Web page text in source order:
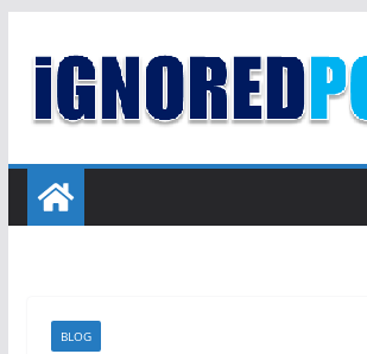
content
BLOG